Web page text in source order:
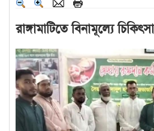
রাঙ্গামাটিতে বিনামূল্যে